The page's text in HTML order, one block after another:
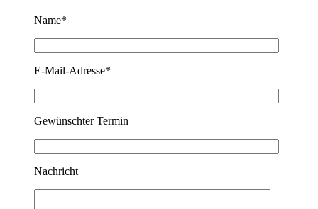
Name*
E-Mail-Adresse*
Gewünschter Termin
Nachricht